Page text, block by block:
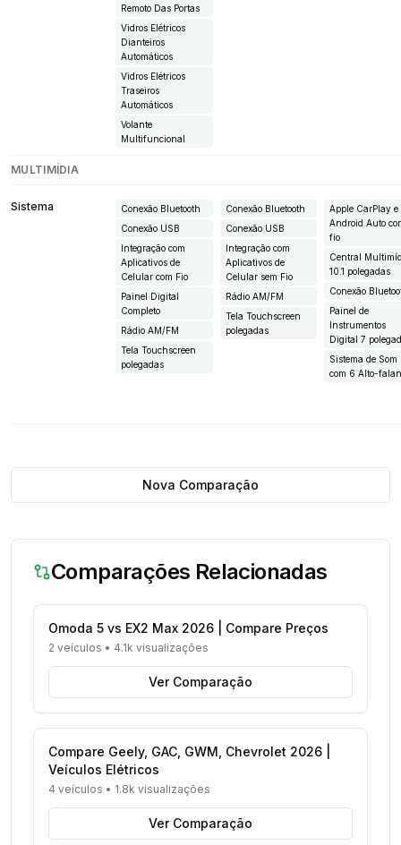
Remoto Das Portas
Vidros Elétricos
Dianteiros
Automáticos
Vidros Elétricos
Traseiros
Automáticos
Volante
Multifuncional
MULTIMÍDIA
Sistema
Conexão Bluetooth
Conexão USB
Integração com
Aplicativos de
Celular com Fio
Painel Digital
Completo
Rádio AM/FM
Tela Touchscreen
polegadas
Conexão Bluetooth
Conexão USB
Integração com
Aplicativos de
Celular sem Fio
Rádio AM/FM
Tela Touchscreen
polegadas
Apple CarPlay e
Android Auto
fio
Central
10.1 polegadas
Conexão
Painel de
Instrumentos
Digital 7
Sistema de Som
com 6 Alto-
Nova Comparação
Comparações Relacionadas
Omoda 5 vs EX2 Max 2026 | Compare Preços
2 veículos • 4.1k visualizações
Ver Comparação
Compare Geely, GAC, GWM, Chevrolet 2026 |
Veículos Elétricos
4 veículos • 1.8k visualizações
Ver Comparação